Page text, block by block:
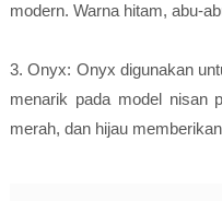
modern. Warna hitam, abu-
3. Onyx: Onyx digunakan
menarik pada model nisan
merah, dan hijau